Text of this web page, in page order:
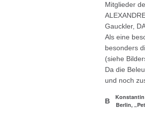
Mitglieder
Gauckler,
Als eine
besonders
(siehe
Da die
und noch
Bilderserie
Berlin,